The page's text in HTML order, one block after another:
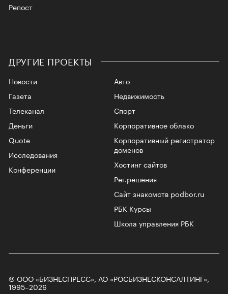
Репост
ДРУГИЕ ПРОЕКТЫ
Новости
Газета
Телеканал
Авто
Недвижимость
Спорт
Корпоративное облако
Корпоративный регистратор
доменов
Хостинг сайтов
Рег.решения
Сайт знакомств podbor.ru
РБК Курсы
Школа управления РБК
Деньги
Quote
Исследования
Конференции
© ООО «БИЗНЕСПРЕСС», АО «РОСБИЗНЕСКОНСАЛТИНГ»,
1995–2026